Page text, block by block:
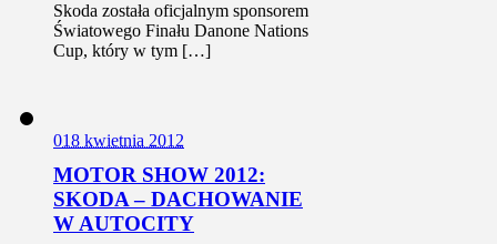
Skoda została oficjalnym sponsorem
Światowego Finału Danone Nations
Cup, który w tym […]
018 kwietnia 2012
MOTOR SHOW 2012:
SKODA – DACHOWANIE
W AUTOCITY